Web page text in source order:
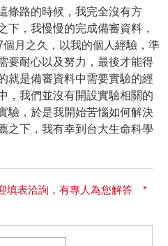
條路的時候，我完全沒有方
下，我慢慢的完成備審資料，
月之久，以我的個人經驗，準
要耐心以及努力，最後才能得
就是備審資料中需要實驗的經
，我們並沒有開設實驗相關的
驗，於是我開始苦惱如何解決
之下，我有幸到台大生命科學
填表洽詢，有專人為您解答 *